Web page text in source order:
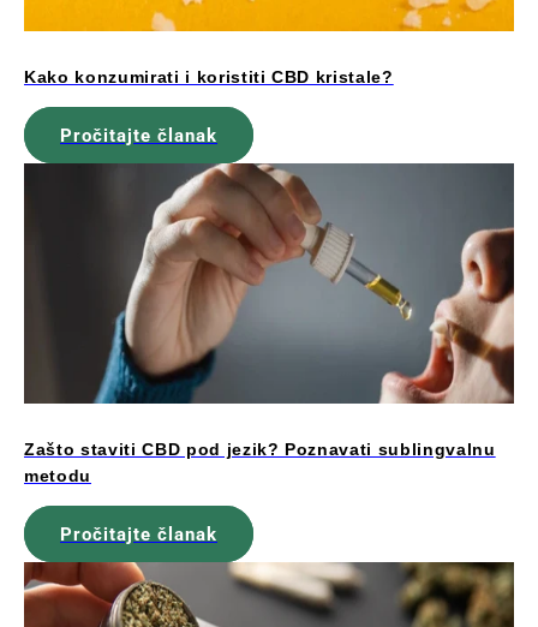
Kako konzumirati i koristiti CBD kristale?
Pročitajte članak
Zašto staviti CBD pod jezik? Poznavati sublingvalnu
metodu
Pročitajte članak